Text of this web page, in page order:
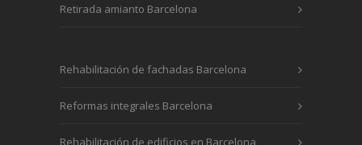
Retirada amianto Barcelona
Rehabilitación de fachadas Barcelona
Reformas integrales Barcelona
Rehabilitación de edificios en Barcelona